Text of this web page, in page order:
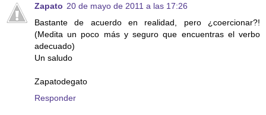
Zapato 20 de mayo de 2011 a las 17:26
Bastante de acuerdo en realidad, pero ¿coercionar?!
(Medita un poco más y seguro que encuentras el verbo
adecuado)
Un saludo
Zapatodegato
Responder